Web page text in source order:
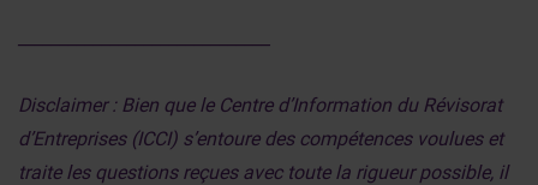
Disclaimer : Bien que le Centre d’Information du Révisorat
d’Entreprises (ICCI) s’entoure des compétences voulues et
traite les questions reçues avec toute la rigueur possible, il